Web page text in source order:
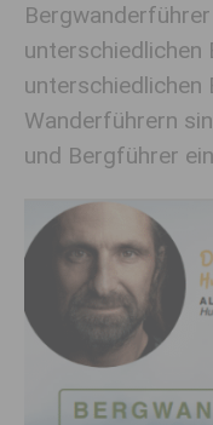
unterschiedlichen
unterschiedlichen
Wanderführern
und Bergführer